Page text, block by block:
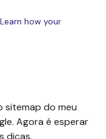
Learn how your
sitemap do meu
Agora é esperar